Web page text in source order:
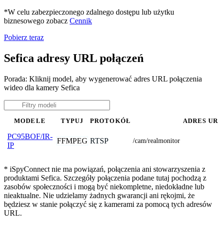
*W celu zabezpieczonego zdalnego dostępu lub użytku
biznesowego zobacz Cennik
Pobierz teraz
Sefica adresy URL połączeń
Porada: Kliknij model, aby wygenerować adres URL połączenia
wideo dla kamery Sefica
MODELE TYPUJ PROTOKÓŁ ADRES
PC95BOF/IR-
IP
FFMPEG RTSP /cam/realmonitor
* iSpyConnect nie ma powiązań, połączenia ani stowarzyszenia z
produktami Sefica. Szczegóły połączenia podane tutaj pochodzą z
zasobów społeczności i mogą być niekompletne, niedokładne lub
nieaktualne. Nie udzielamy żadnych gwarancji ani rękojmi, że
będziesz w stanie połączyć się z kamerami za pomocą tych adresów
URL.